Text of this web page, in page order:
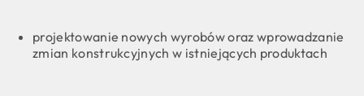
projektowanie nowych wyrobów oraz wprowadzanie
zmian konstrukcyjnych w istniejących produktach